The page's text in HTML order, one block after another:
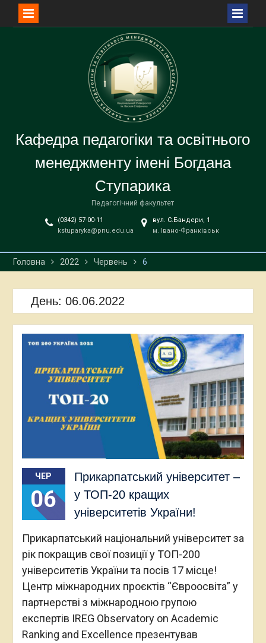
Кафедра педагогіки та освітнього
менеджменту імені Богдана
Ступарика
Педагогічний факультет
(0342) 57-00-11
kstuparyka@pnu.edu.ua
вул. С.Бандери, 1
м. Івано-Франківськ
Головна 2022 Червень 6
День: 06.06.2022
ЧЕР
06
Прикарпатський університет –
у ТОП-20 кращих
університетів України!
Прикарпатський національний університет за
рік покращив свої позиції у ТОП-200
університетів України та посів 17 місце!
Центр міжнародних проєктів “Євроосвіта” у
партнерстві з міжнародною групою
експертів IREG Observatory on Academic
Ranking and Excellence презентував